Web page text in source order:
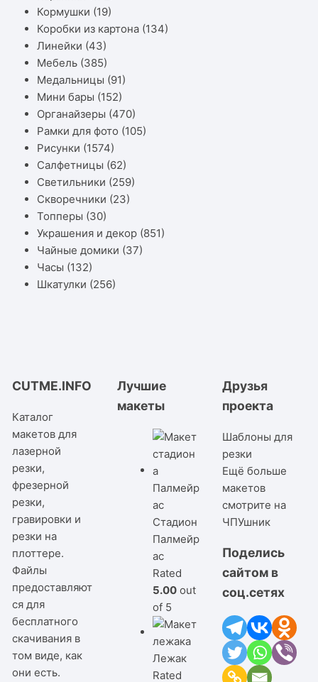
Кормушки (19)
Коробки из картона (134)
Линейки (43)
Мебель (385)
Медальницы (91)
Мини бары (152)
Органайзеры (470)
Рамки для фото (105)
Рисунки (1574)
Салфетницы (62)
Светильники (259)
Скворечники (23)
Топперы (30)
Украшения и декор (851)
Чайные домики (37)
Часы (132)
Шкатулки (256)
CUTME.INFO
Каталог
макетов для
лазерной
резки,
фрезерной
резки,
гравировки и
резки на
плоттере.
Файлы
предоставляют
ся для
бесплатного
скачивания в
том виде, как
они есть.
Лучшие
макеты
Стадион
Палмейр
ас
Rated
5.00 out
of 5
Лежак
Rated
Друзья
проекта
Шаблоны для
резки
Ещё больше
макетов
смотрите на
ЧПУшник
Поделись
сайтом в
соц.сетях